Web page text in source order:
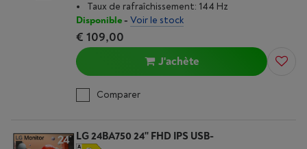
Taux de rafraîchissement: 144 Hz
Disponible- Voir le stock
€ 109,00
J'achète
Comparer
LG 24BA750 24'' FHD IPS USB-